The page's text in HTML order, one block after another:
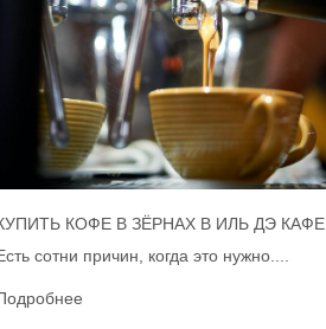
КОФЕ В ЗЁРНАХ В ИЛЬ ДЭ КАФЕ
сотни причин, когда это нужно....